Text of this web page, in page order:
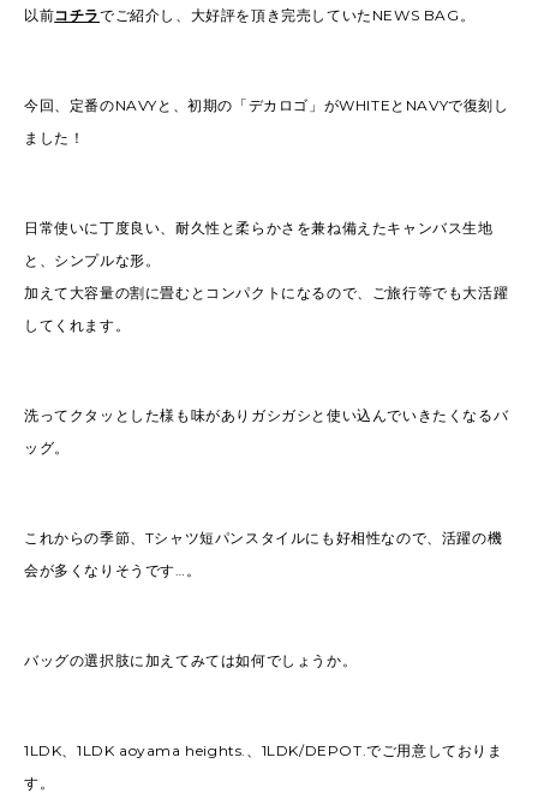
以前コチラでご紹介し、大好評を頂き完売していたNEWS BAG。
今回、定番のNAVYと、初期の「デカロゴ」がWHITEとNAVYで復刻し
ました！
日常使いに丁度良い、耐久性と柔らかさを兼ね備えたキャンバス生地
と、シンプルな形。
加えて大容量の割に畳むとコンパクトになるので、ご旅行等でも大活躍
してくれます。
洗ってクタッとした様も味がありガシガシと使い込んでいきたくなるバ
ッグ。
これからの季節、Tシャツ短パンスタイルにも好相性なので、活躍の機
会が多くなりそうです…。
バッグの選択肢に加えてみては如何でしょうか。
1LDK、1LDK aoyama heights.、1LDK/DEPOT.でご用意しておりま
す。